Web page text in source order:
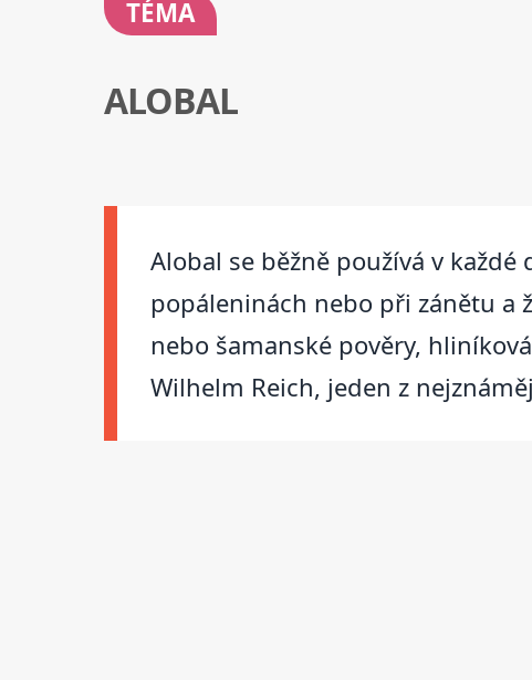
TÉMA
ALOBAL
Alobal se běžně používá v
popáleninách nebo při zánětu a
nebo šamanské pověry,
Wilhelm Reich, jeden z